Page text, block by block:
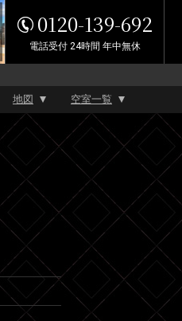
0120-139-692
電話受付 24時間 年中無休
地図 空室一覧